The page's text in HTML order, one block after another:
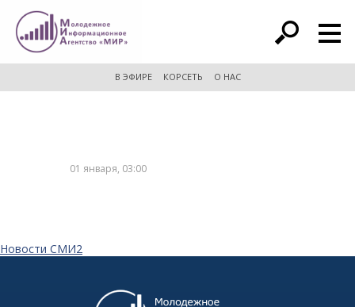
расширенный поиск
В ЭФИРЕ КОРСЕТЬ О НАС
01 января, 03:00
Новости СМИ2